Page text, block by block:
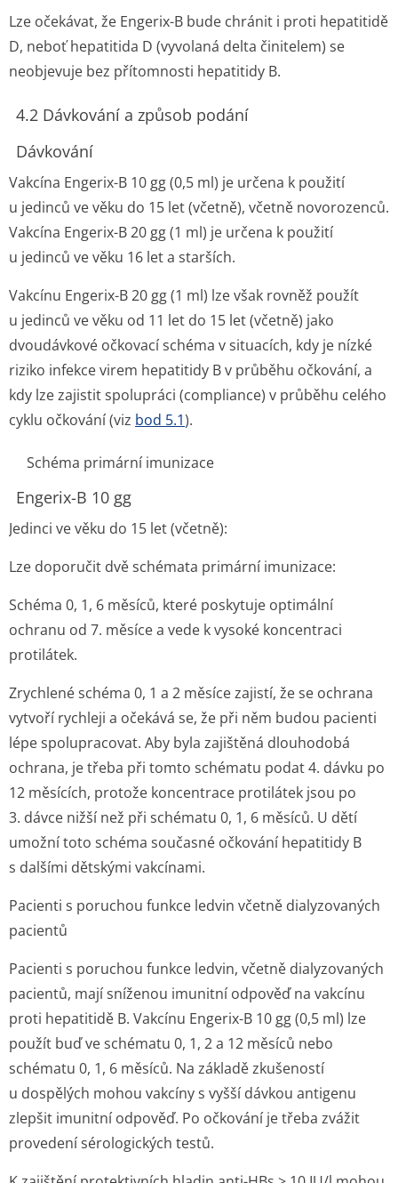
Lze očekávat, že Engerix-B bude chránit i proti hepatitidě
D, neboť hepatitida D (vyvolaná delta činitelem) se
neobjevuje bez přítomnosti hepatitidy B.
4.2 Dávkování a způsob podání
Dávkování
Vakcína Engerix-B 10 gg (0,5 ml) je určena k použití
u jedinců ve věku do 15 let (včetně), včetně novorozenců.
Vakcína Engerix-B 20 gg (1 ml) je určena k použití
u jedinců ve věku 16 let a starších.
Vakcínu Engerix-B 20 gg (1 ml) lze však rovněž použít
u jedinců ve věku od 11 let do 15 let (včetně) jako
dvoudávkové očkovací schéma v situacích, kdy je nízké
riziko infekce virem hepatitidy B v průběhu očkování, a
kdy lze zajistit spolupráci (compliance) v průběhu celého
cyklu očkování (viz bod 5.1).
Schéma primární imunizace
Engerix-B 10 gg
Jedinci ve věku do 15 let (včetně):
Lze doporučit dvě schémata primární imunizace:
Schéma 0, 1, 6 měsíců, které poskytuje optimální
ochranu od 7. měsíce a vede k vysoké koncentraci
protilátek.
Zrychlené schéma 0, 1 a 2 měsíce zajistí, že se ochrana
vytvoří rychleji a očekává se, že při něm budou pacienti
lépe spolupracovat. Aby byla zajištěná dlouhodobá
ochrana, je třeba při tomto schématu podat 4. dávku po
12 měsících, protože koncentrace protilátek jsou po
3. dávce nižší než při schématu 0, 1, 6 měsíců. U dětí
umožní toto schéma současné očkování hepatitidy B
s dalšími dětskými vakcínami.
Pacienti s poruchou funkce ledvin včetně dialyzovaných
pacientů
Pacienti s poruchou funkce ledvin, včetně dialyzovaných
pacientů, mají sníženou imunitní odpověď na vakcínu
proti hepatitidě B. Vakcínu Engerix-B 10 gg (0,5 ml) lze
použít buď ve schématu 0, 1, 2 a 12 měsíců nebo
schématu 0, 1, 6 měsíců. Na základě zkušeností
u dospělých mohou vakcíny s vyšší dávkou antigenu
zlepšit imunitní odpověď. Po očkování je třeba zvážit
provedení sérologických tes­tů.